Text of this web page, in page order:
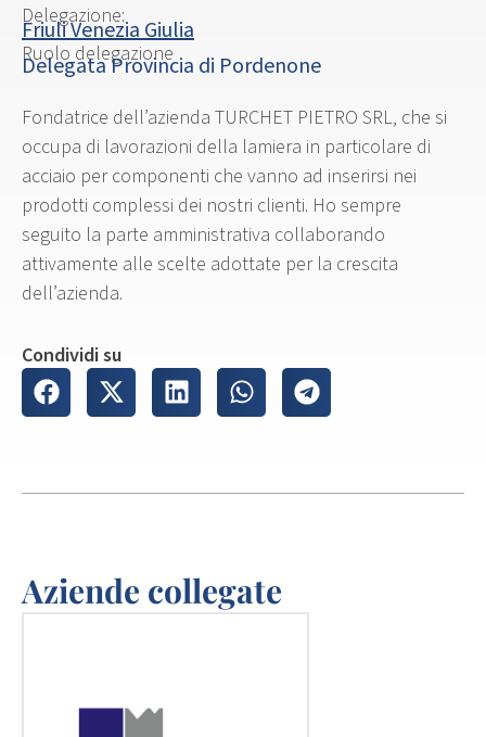
Delegazione:
Friuli Venezia Giulia
Ruolo delegazione
Delegata Provincia di Pordenone
Fondatrice dell’azienda TURCHET PIETRO SRL, che si
occupa di lavorazioni della lamiera in particolare di
acciaio per componenti che vanno ad inserirsi nei
prodotti complessi dei nostri clienti. Ho sempre
seguito la parte amministrativa collaborando
attivamente alle scelte adottate per la crescita
dell’azienda.
Condividi su
Aziende collegate